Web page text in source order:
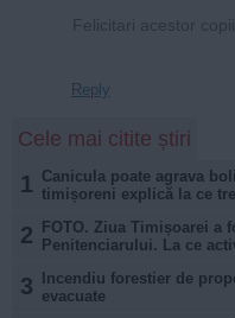
Reply
Cele mai citite știri
1 Canicula poate agrava
timișoreni explică la ce
2
FOTO. Ziua Timișoarei a
Penitenciarului. La ce
3
Incendiu forestier de
evacuate